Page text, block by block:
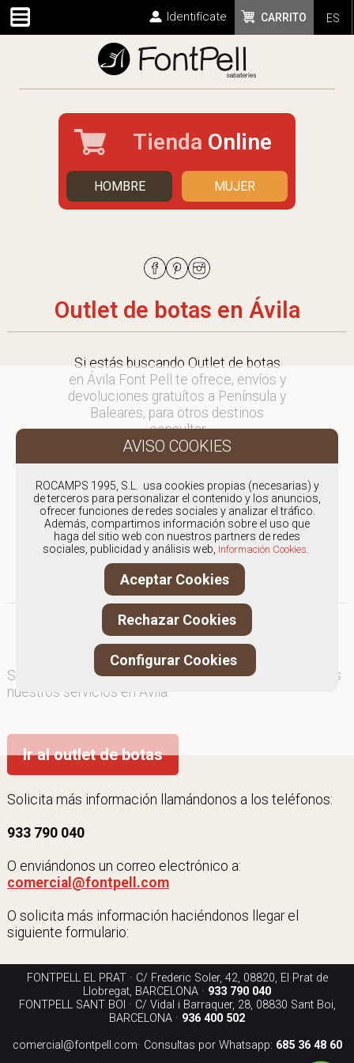
ES
CARRITO
Identifícate
Tienda Online
HOMBRE MUJER
Outlet de botas en Ávila
Si estás buscando Outlet de botas
en Ávila Font Pell te ofrece, envíos y
devoluciones gratuítos a Península y
Baleares, para otros destinos
consultar
en comercial@fontpell.com.
Los envíos a Ávila gestionados
entre semana se entregarán en
menos de 48 horas; los pedidos
realizados en fin de semana, el
producto se enviará a partir del
lunes.
Somos especialistas en Outlet de botas
, y ofrecemos
nuestros servicios en Ávila.
Ir al outlet de botas
Solicita más información llamándonos a los teléfonos:
933 790 040
O enviándonos un correo electrónico a:
comercial@fontpell.com
O solicita más información haciéndonos llegar el
siguiente formulario:
FONTPELL EL PRAT · C/ Frederic Soler, 42, 08820, El Prat de
Llobregat, BARCELONA · 933 790 040
FONTPELL SANT BOI · C/ Vidal i Barraquer, 28, 08830 Sant Boi,
BARCELONA · 936 400 502
comercial@fontpell.com· Consultas por Whatsapp: 685 36 48 60
ROCAMPS 1995, S.L. usa cookies propias (necesarias) y
de terceros para personalizar el contenido y los anuncios,
ofrecer funciones de redes sociales y analizar el tráfico.
Además, compartimos información sobre el uso que
haga del sitio web con nuestros partners de redes
sociales, publicidad y análisis web, Información Cookies.
Aceptar Cookies
Rechazar Cookies
Configurar Cookies